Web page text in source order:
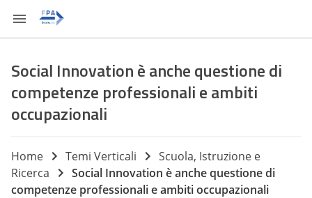
Social Innovation è anche questione di
competenze professionali e ambiti
occupazionali
Home Temi Verticali
Scuola, Istruzione e
Ricerca
Social Innovation è anche questione di
competenze professionali e ambiti occupazionali